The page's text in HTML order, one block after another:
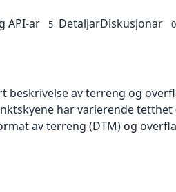
API-ar 5 DetaljarDiskusjonar 0
beskrivelse av terreng og
har varierende
av terreng (DTM) og